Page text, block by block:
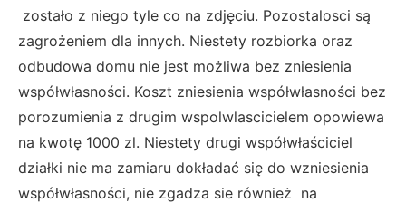
zostało z niego tyle co na zdjęciu. Pozostalosci są
zagrożeniem dla innych. Niestety rozbiorka oraz
odbudowa domu nie jest możliwa bez zniesienia
współwłasności. Koszt zniesienia współwłasności bez
porozumienia z drugim wspolwlascicielem opowiewa
na kwotę 1000 zl. Niestety drugi współwłaściciel
działki nie ma zamiaru dokładać się do wzniesienia
współwłasności, nie zgadza sie również na